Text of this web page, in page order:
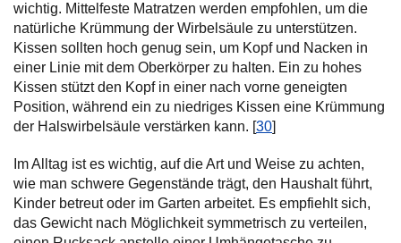
wichtig. Mittelfeste Matratzen werden empfohlen, um die
natürliche Krümmung der Wirbelsäule zu unterstützen.
Kissen sollten hoch genug sein, um Kopf und Nacken in
einer Linie mit dem Oberkörper zu halten. Ein zu hohes
Kissen stützt den Kopf in einer nach vorne geneigten
Position, während ein zu niedriges Kissen eine Krümmung
der Halswirbelsäule verstärken kann. [30]
Im Alltag ist es wichtig, auf die Art und Weise zu achten,
wie man schwere Gegenstände trägt, den Haushalt führt,
Kinder betreut oder im Garten arbeitet. Es empfiehlt sich,
das Gewicht nach Möglichkeit symmetrisch zu verteilen,